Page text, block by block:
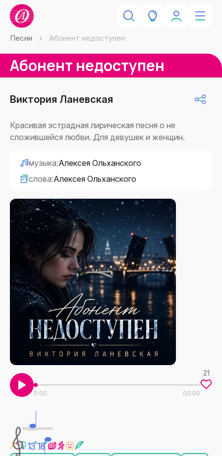
Песни Абонент недоступен
Абонент недоступен
Виктория Ланевская
Красивая эстрадная лирическая песня о не
сложившейся любви. Для девушек и женщин.
музыка:Алексея Ольханского
слова:Алексея Ольханского
0:00 00:00
21